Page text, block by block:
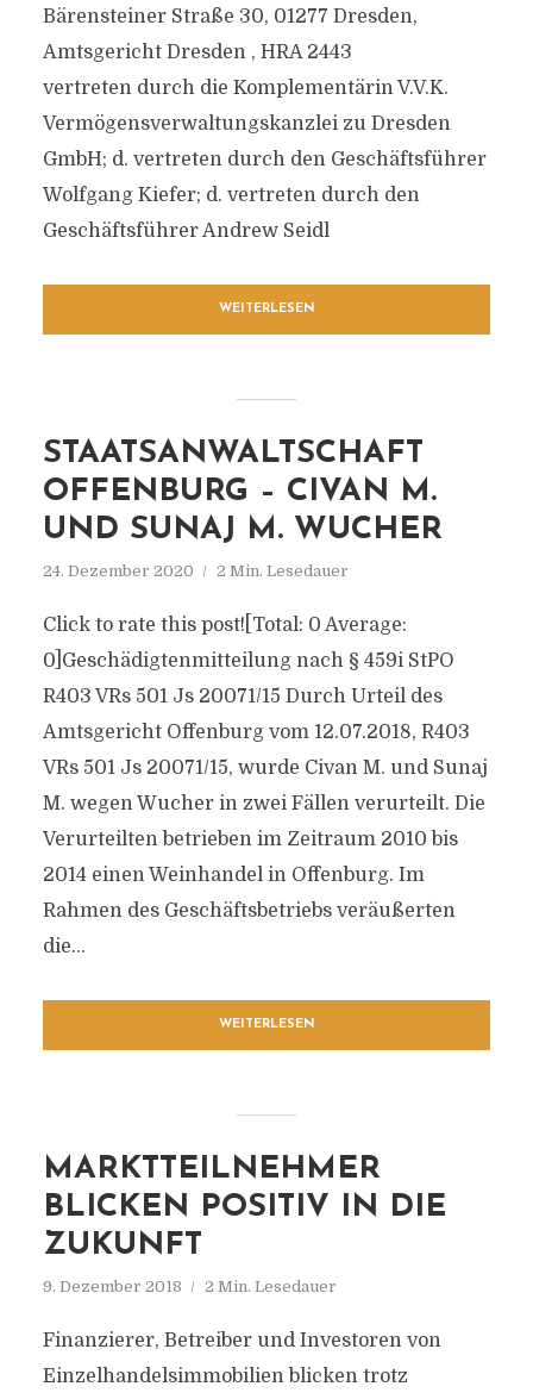
Bärensteiner Straße 30, 01277 Dresden,
Amtsgericht Dresden , HRA 2443
vertreten durch die Komplementärin V.V.K.
Vermögensverwaltungskanzlei zu Dresden
GmbH; d. vertreten durch den Geschäftsführer
Wolfgang Kiefer; d. vertreten durch den
Geschäftsführer Andrew Seidl
WEITERLESEN
STAATSANWALTSCHAFT
OFFENBURG – CIVAN M.
UND SUNAJ M. WUCHER
24. Dezember 2020 2 Min. Lesedauer
Click to rate this post![Total: 0 Average:
0]Geschädigtenmitteilung nach § 459i StPO
R403 VRs 501 Js 20071/​15 Durch Urteil des
Amtsgericht Offenburg vom 12.07.2018, R403
VRs 501 Js 20071/​15, wurde Civan M. und Sunaj
M. wegen Wucher in zwei Fällen verurteilt. Die
Verurteilten betrieben im Zeitraum 2010 bis
2014 einen Weinhandel in Offenburg. Im
Rahmen des Geschäftsbetriebs veräußerten
die...
WEITERLESEN
MARKTTEILNEHMER
BLICKEN POSITIV IN DIE
ZUKUNFT
9. Dezember 2018 2 Min. Lesedauer
Finanzierer, Betreiber und Investoren von
Einzelhandelsimmobilien blicken trotz